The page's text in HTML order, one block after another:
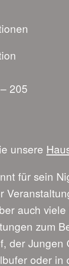
205
unsere
für sein
auch
zum
der Jungen
oder in